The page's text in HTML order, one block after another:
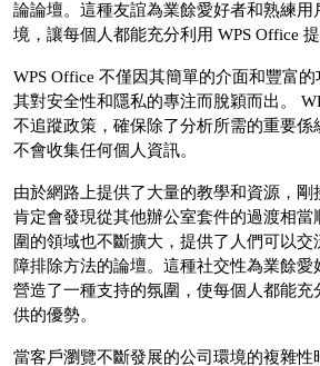
論論壇。這種友誼為業餘愛好者和熟練用
境，讓每個人都能充分利用 WPS Office 提
WPS Office 不僅因其簡單的介面和豐富
其對安全性和隱私的專注而脫穎而出。
不追蹤政策，確保除了分析所需的重要係
不會收集任何個人資訊。
由於網路上提供了大量的教學和資源，剛
肯定會發現從其他辦公室套件的過渡相當
圍的領域也不斷擴大，提供了人們可以交
障排除方法的論壇。這種社交性為業餘愛
營造了一種支持的氛圍，使每個人都能充
供的優勢。
當客戶瀏覽不斷發展的公司環境的複雜性